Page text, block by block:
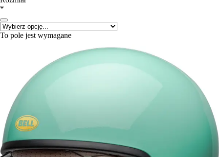
*
To pole jest wymagane